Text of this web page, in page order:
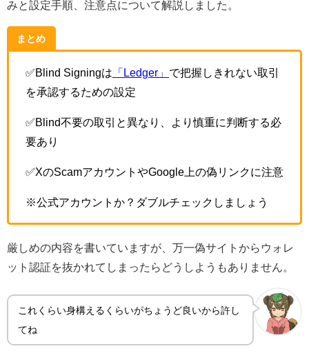
みと設定手順、注意点について解説しました。
まとめ
✅Blind Signingは 「Ledger」 で把握しきれない取引
を承認するための設定
✅Blind不要の取引と異なり、より慎重に判断する必
要あり
✅XのScamアカウントやGoogle上の偽リンクに注意
※公式アカウントか？ダブルチェックしましょう
厳しめの内容を書いていますが、万一偽サイトからウォレ
ット認証を抜かれてしまったらどうしようもありません。
これくらい身構えるくらいがちょうど良いから許し
てね